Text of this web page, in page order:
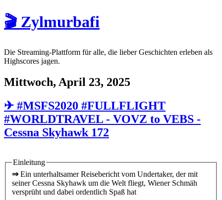
🎬 Zylmurbafi
Die Streaming-Plattform für alle, die lieber Geschichten erleben als
Highscores jagen.
Mittwoch, April 23, 2025
✈ #MSFS2020 #FULLFLIGHT
#WORLDTRAVEL - VOVZ to VEBS -
Cessna Skyhawk 172
Einleitung
⇒Ein unterhaltsamer Reisebericht vom Undertaker, der mit
seiner Cessna Skyhawk um die Welt fliegt, Wiener Schmäh
versprüht und dabei ordentlich Spaß hat